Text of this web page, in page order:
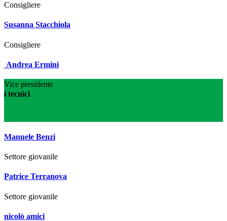
Consigliere
Susanna Stacchiola
Consigliere
Andrea Ermini
Vice presidente
i tecnici
Manuele Benzi
Settore giovanile
Patrice Terranova
Settore giovanile
nicolò amici